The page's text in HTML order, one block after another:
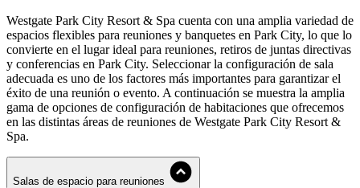
Westgate Park City Resort & Spa cuenta con una amplia variedad de
espacios flexibles para reuniones y banquetes en Park City, lo que lo
convierte en el lugar ideal para reuniones, retiros de juntas directivas
y conferencias en Park City. Seleccionar la configuración de sala
adecuada es uno de los factores más importantes para garantizar el
éxito de una reunión o evento. A continuación se muestra la amplia
gama de opciones de configuración de habitaciones que ofrecemos
en las distintas áreas de reuniones de Westgate Park City Resort &
Spa.
Salas de espacio para reuniones